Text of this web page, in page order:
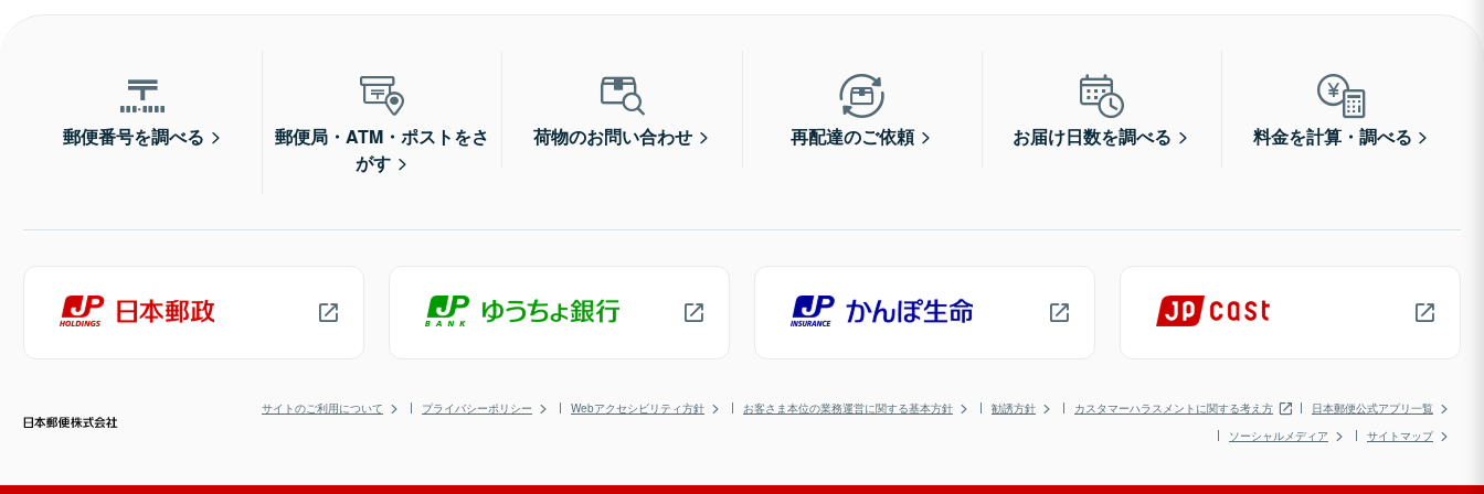
郵便番号を調べる
郵便局・ATM・ポストをさ
がす
荷物のお問い合わせ 再配達のご依頼 お届け日数を調べる 料金を計算・調べる
サイトのご利用について プライバシーポリシー Webアクセシビリティ方針 お客さま本位の業務運営に関する基本方針 勧誘方針 カスタマーハラスメントに関する考え方
日本郵便公式アプリ一覧
ソーシャルメディア
サイトマップ